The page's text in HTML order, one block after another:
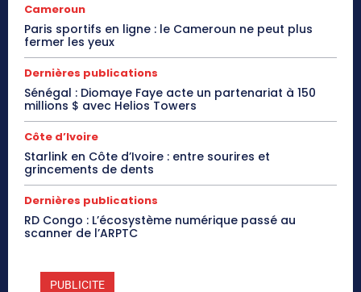
Cameroun
Paris sportifs en ligne : le Cameroun ne peut plus
fermer les yeux
Dernières publications
Sénégal : Diomaye Faye acte un partenariat à 150
millions $ avec Helios Towers
Côte d’Ivoire
Starlink en Côte d’Ivoire : entre sourires et
grincements de dents
Dernières publications
RD Congo : L’écosystème numérique passé au
scanner de l’ARPTC
PUBLICITE